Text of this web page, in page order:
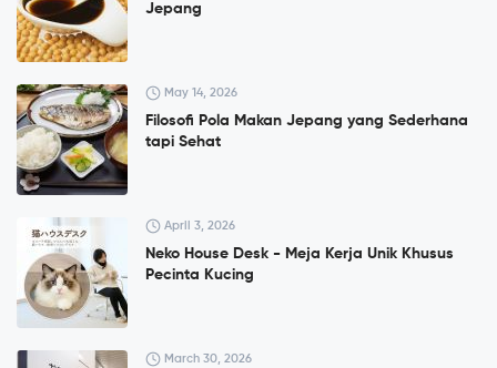
Jepang
May 14, 2026
Filosofi Pola Makan Jepang yang Sederhana
tapi Sehat
April 3, 2026
Neko House Desk - Meja Kerja Unik Khusus
Pecinta Kucing
March 30, 2026